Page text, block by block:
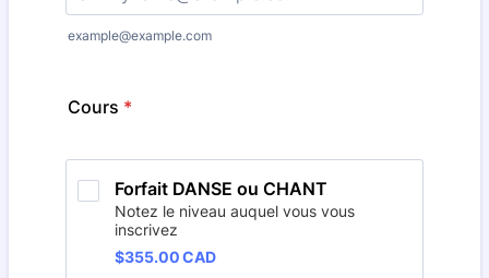
example@example.com
Cours *
Forfait DANSE ou CHANT
Notez le niveau auquel vous vous
inscrivez
$355.00 CAD
$355.00CAD